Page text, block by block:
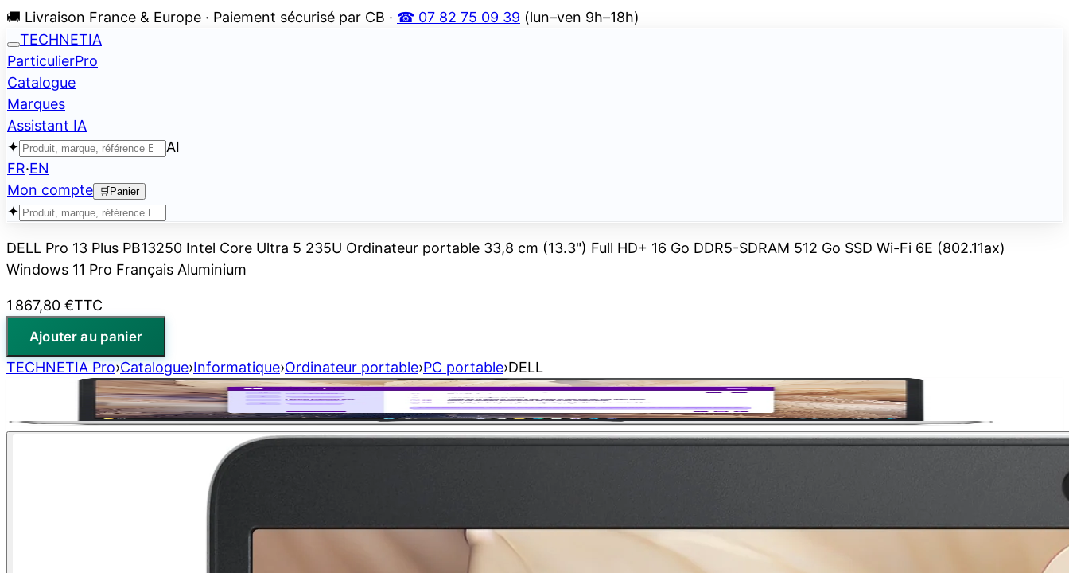
🚚 Livraison France & Europe · Paiement sécurisé par CB · ☎ 07 82 75 09 39 (lun–ven 9h–18h)
TECHNETIA
ParticulierPro
Catalogue
Marques
Assistant IA
✦
AI
FR·EN
Mon compte
🛒 Panier
✦
DELL Pro 13 Plus PB13250 Intel Core Ultra 5 235U Ordinateur portable 33,8 cm (13.3") Full HD+ 16 Go DDR5-SDRAM 512 Go SSD Wi-Fi 6E (802.11ax)
Windows 11 Pro Français Aluminium
1 867,80 €TTC
Ajouter au panier
TECHNETIA Pro›Catalogue›Informatique›Ordinateur portable›PC portable›DELL